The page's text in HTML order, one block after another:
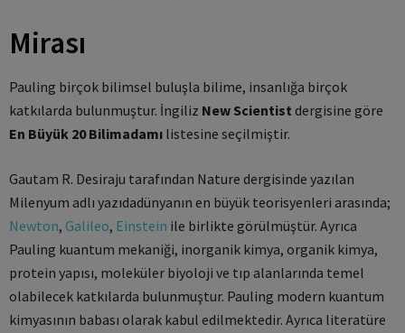
Mirası
Pauling birçok bilimsel buluşla bilime, insanlığa birçok
katkılarda bulunmuştur. İngiliz New Scientist dergisine göre
En Büyük 20 Bilimadamı listesine seçilmiştir.
Gautam R. Desiraju tarafından Nature dergisinde yazılan
Milenyum adlı yazıdadünyanın en büyük teorisyenleri arasında;
Newton, Galileo, Einstein ile birlikte görülmüştür. Ayrıca
Pauling kuantum mekaniği, inorganik kimya, organik kimya,
protein yapısı, moleküler biyoloji ve tıp alanlarında temel
olabilecek katkılarda bulunmuştur. Pauling modern kuantum
kimyasının babası olarak kabul edilmektedir. Ayrıca literatüre